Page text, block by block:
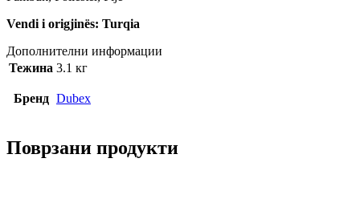
Vendi i origjinës: Turqia
Дополнителни информации
Тежина 3.1 кг
Бренд Dubex
Поврзани продукти